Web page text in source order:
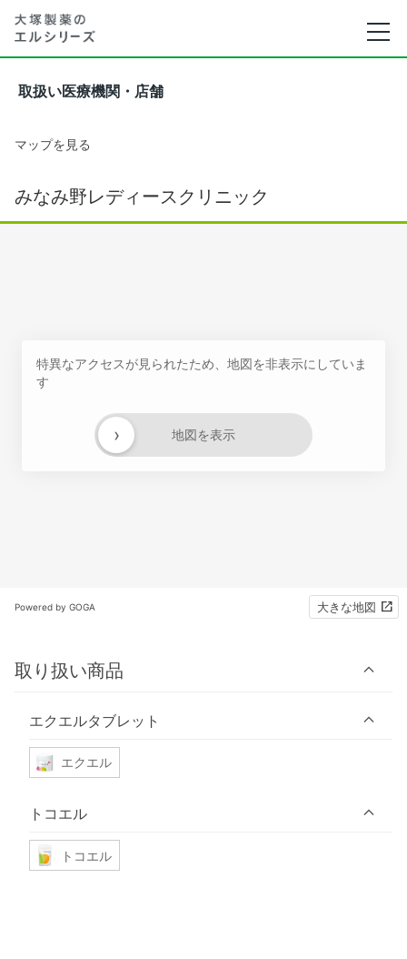
取扱い医療機関・店舗
マップを見る
みなみ野レディースクリニック
特異なアクセスが見られたため、地図を非表示にしていま
す
地図を表示
›
Powered by GOGA 大きな地図
取り扱い商品
エクエルタブレット
エクエル
トコエル
トコエル